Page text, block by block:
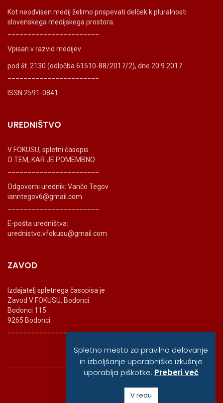
Kot neodvisen medij želimo prispevati delček k pluralnosti
slovenskega medijskega prostora.
Vpisan v razvid medijev
pod št. 2130 (odločba 61510-88/2017/2), dne 20.9.2017.
ISSN 2591-0841
UREDNIŠTVO
V FOKUSU, spletni časopis
O TEM, KAR JE POMEMBNO
Odgovorni urednik: Vančo Tegov
ianntegov6@gmail.com
E-pošta uredništva:
urednistvo.vfokusu@gmail.com
ZAVOD
Izdajatelj spletnega časopisa je
Zavod V FOKUSU, Bodonci
Bodonci 115
9265 Bodonci
_______________________
© vfokusu, 2020
Spletno mesto za pravilno delovanje
in izboljšanje uporabniške izkušnje
uporablja piškotke. Preberi več
V redu